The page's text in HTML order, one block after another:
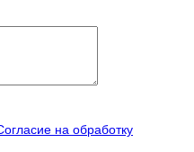
на обработку